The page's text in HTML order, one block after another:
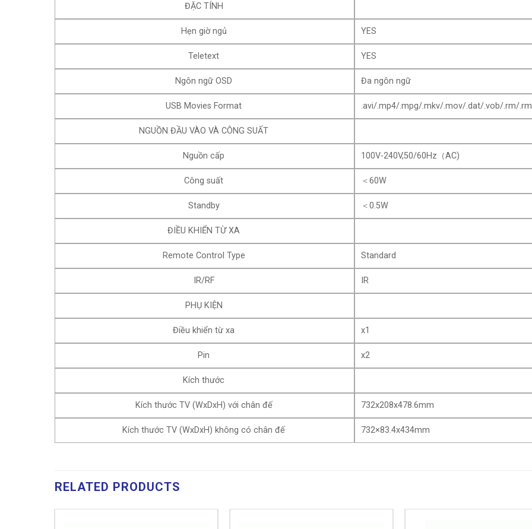
ĐẶC TÍNH
Hẹn giờ ngủ YES
Teletext YES
Ngôn ngữ OSD Đa ngôn ngữ
USB Movies Format .avi/.mp4/.mpg/.mkv/.mov/.dat/.vob/.rm/
NGUỒN ĐẦU VÀO VÀ CÔNG SUẤT
Nguồn cấp 100V-240V,50/60Hz（AC)
Công suất ＜60W
Standby ＜0.5W
ĐIỀU KHIỂN TỪ XA
Remote Control Type Standard
IR/RF IR
PHỤ KIỆN
Điều khiển từ xa x1
Pin x2
Kích thước
Kích thước TV (WxDxH) với chân đế 732x208x478.6mm
Kích thước TV (WxDxH) không có chân đế 732×83.4x434mm
RELATED PRODUCTS